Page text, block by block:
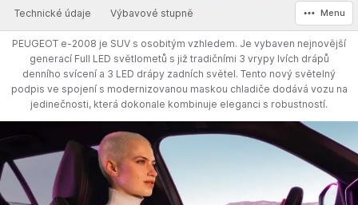
Technické údaje Výbavové stupně Menu
PEUGEOT e-2008 je SUV s osobitým vzhledem. Je vybaven nejnovější
generací Full LED světlometů s již tradičními 3 vrypy lvích drápů
denního svícení a 3 LED drápy zadních světel. Tento nový světelný
podpis ve spojení s modernizovanou maskou chladiče dodává vozu na
jedinečnosti, která dokonale kombinuje eleganci s robustností.